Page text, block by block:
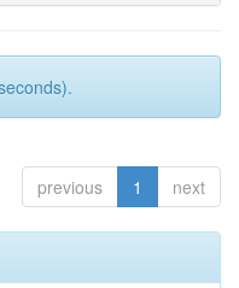
previous 1 next